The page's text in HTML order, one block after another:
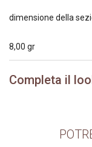
dimensione della
8,00 gr
Completa il